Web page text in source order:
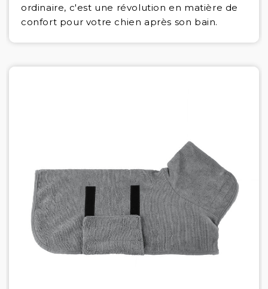
ordinaire, c'est une révolution en matière de
confort pour votre chien après son bain.